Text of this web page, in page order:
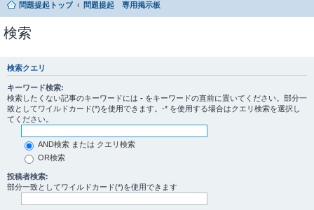
問題提起トップ 問題提起 専用掲示板
検索
検索クエリ
キーワード検索:
検索したくない記事のキーワードには - をキーワードの直前に置いてください。部分一
致としてワイルドカード(*)を使用できます。-* を使用する場合はクエリ検索を選択し
てください。
AND検索 または クエリ検索
OR検索
投稿者検索:
部分一致としてワイルドカード(*)を使用できます